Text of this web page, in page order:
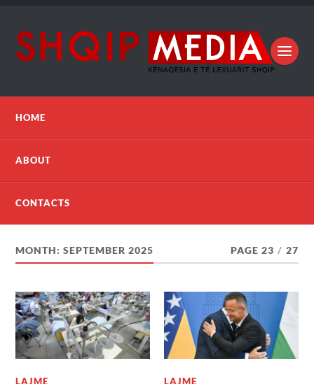
HOME
ABOUT
CONTACTS
MONTH:SEPTEMBER 2025 PAGE 23 / 27
LAJME LAJME